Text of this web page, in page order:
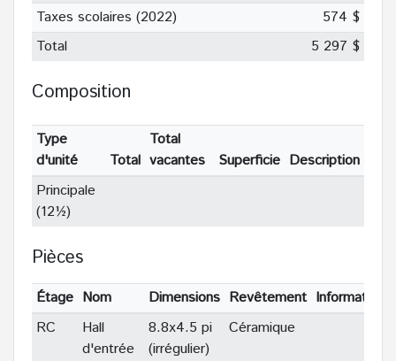
Taxes scolaires (2022)
574 $
Total
5 297 $
Composition
Type
d'unité
Total
Total
vacantes
Superficie Description
Principale
(12½)
Pièces
Étage Nom Dimensions Revêtement Informations
RC
Hall
d'entrée
8.8x4.5 pi
(irrégulier)
Céramique